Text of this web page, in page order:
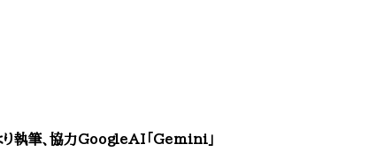
り執筆、協力GoogleAI「Gemini」